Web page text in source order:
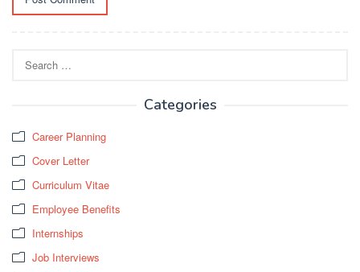
for:
Categories
Career Planning
Cover Letter
Curriculum Vitae
Employee Benefits
Internships
Job Interviews